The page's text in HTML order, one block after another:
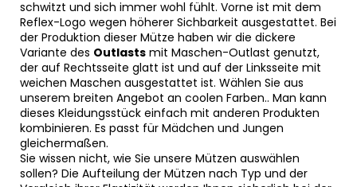
schwitzt und sich immer wohl fühlt. Vorne ist mit dem
Reflex-Logo wegen höherer Sichbarkeit ausgestattet. Bei
der Produktion dieser Mütze haben wir die dickere
Variante des Outlasts mit Maschen-Outlast genutzt,
der auf Rechtsseite glatt ist und auf der Linksseite mit
weichen Maschen ausgestattet ist. Wählen Sie aus
unserem breiten Angebot an coolen Farben.. Man kann
dieses Kleidungsstück einfach mit anderen Produkten
kombinieren. Es passt für Mädchen und Jungen
gleichermaßen.
Sie wissen nicht, wie Sie unsere Mützen auswählen
sollen? Die Aufteilung der Mützen nach Typ und der